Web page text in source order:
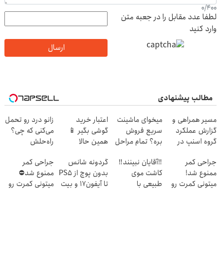
0/400
لطفا عدد مقابل را در جعبه متن
وارد کنید
ارسال
مطالب پیشنهادی
مسیر همراهی و
گزارش عملکرد
گروه اسنپ در
میخوای ماشینت
سریع فروش
بره؟ تمام مراحل
به ما بسپر
اعتبار خرید
گوشی بگیر 📱
همین حالا
بده 🎯
زانو درد رو تحمل
می‌کنی که چی؟
راه‌حلش
جراحی کمر
ممنوع شد!
میتونی کمرت رو
‼️آقایان نبینند‼️
کاشت موی
طبیعی با
گردونه شانس
بدون پوچ از PS5
تا آیفون17 و بیت
جراحی کمر
ممنوع شد⛔
میتونی کمرت رو